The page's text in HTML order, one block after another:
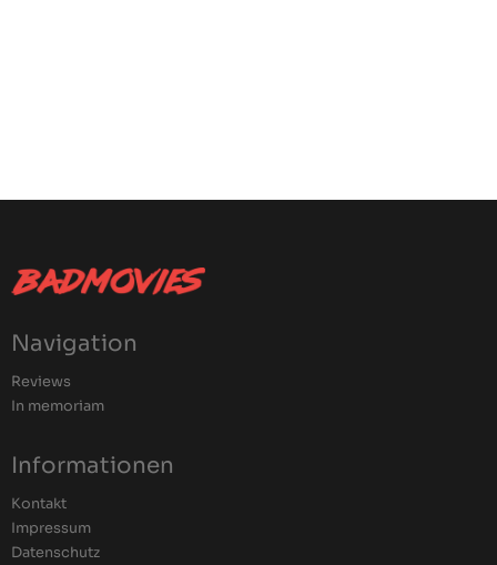
Navigation
Reviews
In memoriam
Informationen
Kontakt
Impressum
Datenschutz